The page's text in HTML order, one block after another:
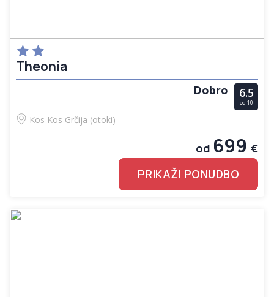
Theonia
Dobro 6.5
od 10
Kos Kos Grčija (otoki)
od 699 €
PRIKAŽI PONUDBO